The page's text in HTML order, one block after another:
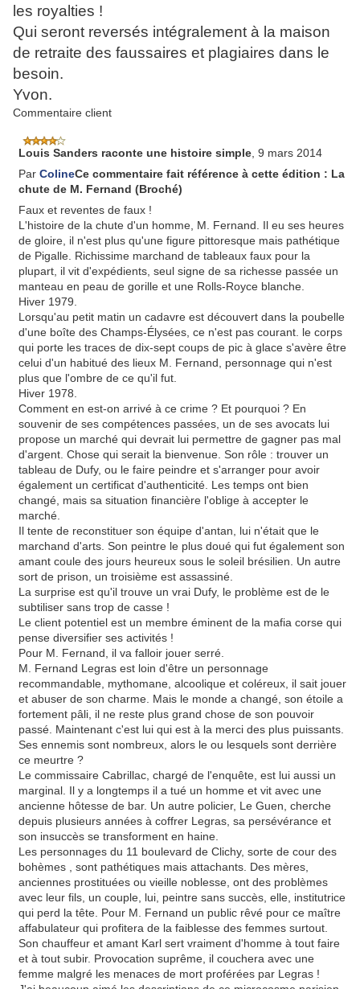
les royalties !
Qui seront reversés intégralement à la maison
de retraite des faussaires et plagiaires dans le
besoin.
Yvon.
Commentaire client
Louis Sanders raconte une histoire simple , 9 mars 2014
Par ColineCe commentaire fait référence à cette édition : La
chute de M. Fernand (Broché)
Faux et reventes de faux !
L'histoire de la chute d'un homme, M. Fernand. Il eu ses heures
de gloire, il n'est plus qu'une figure pittoresque mais pathétique
de Pigalle. Richissime marchand de tableaux faux pour la
plupart, il vit d'expédients, seul signe de sa richesse passée un
manteau en peau de gorille et une Rolls-Royce blanche.
Hiver 1979.
Lorsqu'au petit matin un cadavre est découvert dans la poubelle
d'une boîte des Champs-Élysées, ce n'est pas courant. le corps
qui porte les traces de dix-sept coups de pic à glace s'avère être
celui d'un habitué des lieux M. Fernand, personnage qui n'est
plus que l'ombre de ce qu'il fut.
Hiver 1978.
Comment en est-on arrivé à ce crime ? Et pourquoi ? En
souvenir de ses compétences passées, un de ses avocats lui
propose un marché qui devrait lui permettre de gagner pas mal
d'argent. Chose qui serait la bienvenue. Son rôle : trouver un
tableau de Dufy, ou le faire peindre et s'arranger pour avoir
également un certificat d'authenticité. Les temps ont bien
changé, mais sa situation financière l'oblige à accepter le
marché.
Il tente de reconstituer son équipe d'antan, lui n'était que le
marchand d'arts. Son peintre le plus doué qui fut également son
amant coule des jours heureux sous le soleil brésilien. Un autre
sort de prison, un troisième est assassiné.
La surprise est qu'il trouve un vrai Dufy, le problème est de le
subtiliser sans trop de casse !
Le client potentiel est un membre éminent de la mafia corse qui
pense diversifier ses activités !
Pour M. Fernand, il va falloir jouer serré.
M. Fernand Legras est loin d'être un personnage
recommandable, mythomane, alcoolique et coléreux, il sait jouer
et abuser de son charme. Mais le monde a changé, son étoile a
fortement pâli, il ne reste plus grand chose de son pouvoir
passé. Maintenant c'est lui qui est à la merci des plus puissants.
Ses ennemis sont nombreux, alors le ou lesquels sont derrière
ce meurtre ?
Le commissaire Cabrillac, chargé de l'enquête, est lui aussi un
marginal. Il y a longtemps il a tué un homme et vit avec une
ancienne hôtesse de bar. Un autre policier, Le Guen, cherche
depuis plusieurs années à coffrer Legras, sa persévérance et
son insuccès se transforment en haine.
Les personnages du 11 boulevard de Clichy, sorte de cour des
bohèmes , sont pathétiques mais attachants. Des mères,
anciennes prostituées ou vieille noblesse, ont des problèmes
avec leur fils, un couple, lui, peintre sans succès, elle, institutrice
qui perd la tête. Pour M. Fernand un public rêvé pour ce maître
affabulateur qui profitera de la faiblesse des femmes surtout.
Son chauffeur et amant Karl sert vraiment d'homme à tout faire
et à tout subir. Provocation suprême, il couchera avec une
femme malgré les menaces de mort proférées par Legras !